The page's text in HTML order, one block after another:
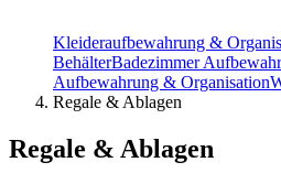
Kleideraufbewahrung &
BehälterBadezimmer
Aufbewahrung & Organisation
Regale & Ablagen
Regale & Ablagen